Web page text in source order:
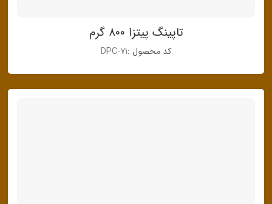
تاپینگ پیتزا ۸۰۰ گرم
کد محصول :DPC-71